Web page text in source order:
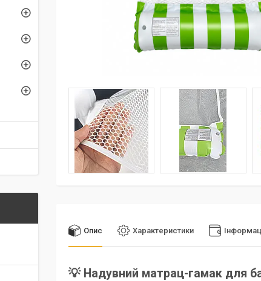
Опис Характеристики
💡 Надувний матрац-гамак для